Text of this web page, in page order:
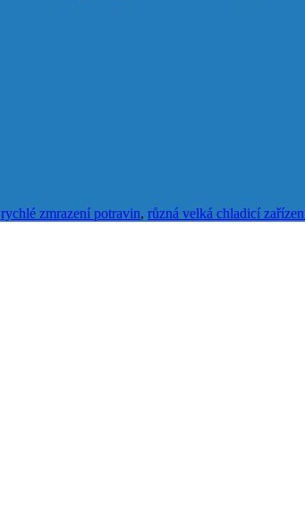
rychlé zmrazení potravin, různá velká chladicí